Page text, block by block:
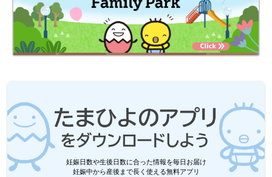
妊娠日数や生後日数に合った情報を毎日お届け
妊娠中から産後まで長く使える無料アプリ